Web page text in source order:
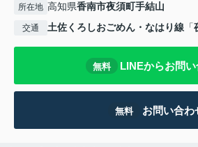
所在地 高知県香南市夜須町手結山
交通 土佐くろしおごめん・なはり線 「
無料 LINEからお問
無料 お問い合わ